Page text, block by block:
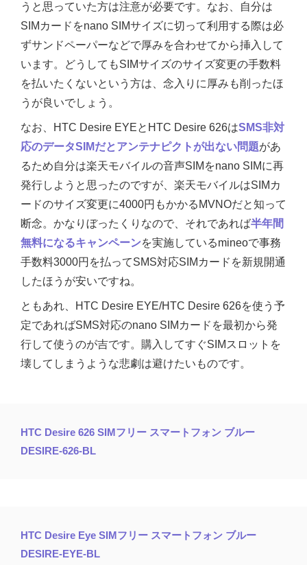
うと思っていた方は注意が必要です。なお、自分は
SIMカードをnano SIMサイズに切って利用する際は必
ずサンドペーパーなどで厚みを合わせてから挿入して
います。どうしてもSIMサイズのサイズ変更の手数料
を払いたくないという方は、念入りに厚みも削ったほ
うが良いでしょう。
なお、HTC Desire EYEとHTC Desire 626はSMS非対
応のデータSIMだとアンテナピクトが出ない問題があ
るため自分は楽天モバイルの音声SIMをnano SIMに再
発行しようと思ったのですが、楽天モバイルはSIMカ
ードのサイズ変更に4000円もかかるMVNOだと知って
断念。かなりぼったくりなので、それであれば半年間
無料になるキャンペーンを実施しているmineoで事務
手数料3000円を払ってSMS対応SIMカードを新規開通
したほうが安いですね。
ともあれ、HTC Desire EYE/HTC Desire 626を使う予
定であればSMS対応のnano SIMカードを最初から発
行して使うのが吉です。購入してすぐSIMスロットを
壊してしまうような悲劇は避けたいものです。
HTC Desire 626 SIMフリー スマートフォン ブルー
DESIRE-626-BL
HTC Desire Eye SIMフリー スマートフォン ブルー
DESIRE-EYE-BL